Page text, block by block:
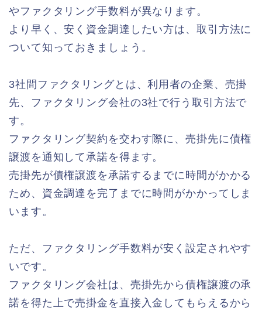
やファクタリング手数料が異なります。
より早く、安く資金調達したい方は、取引方法に
ついて知っておきましょう。
3社間ファクタリングとは、利用者の企業、売掛
先、ファクタリング会社の3社で行う取引方法で
す。
ファクタリング契約を交わす際に、売掛先に債権
譲渡を通知して承諾を得ます。
売掛先が債権譲渡を承諾するまでに時間がかかる
ため、資金調達を完了までに時間がかかってしま
います。
ただ、ファクタリング手数料が安く設定されやす
いです。
ファクタリング会社は、売掛先から債権譲渡の承
諾を得た上で売掛金を直接入金してもらえるから